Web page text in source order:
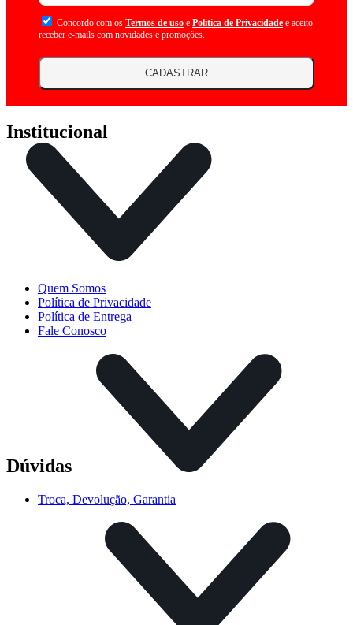
Concordo com os Termos de uso e Politica de Privacidade e aceito
receber e-mails com novidades e promoções.
CADASTRAR
Institucional
Quem Somos
Política de Privacidade
Política de Entrega
Fale Conosco
Dúvidas
Troca, Devolução, Garantia